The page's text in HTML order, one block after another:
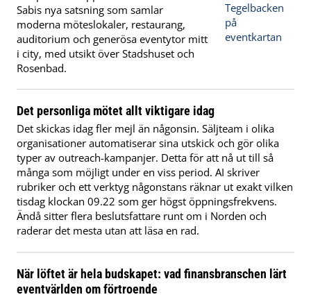
Sabis nya satsning som samlar
moderna möteslokaler, restaurang,
auditorium och generösa eventytor mitt
i city, med utsikt över Stadshuset och
Rosenbad.
Det personliga mötet allt viktigare idag
Det skickas idag fler mejl än någonsin. Säljteam i olika
organisationer automatiserar sina utskick och gör olika
typer av outreach-kampanjer. Detta för att nå ut till så
många som möjligt under en viss period. AI skriver
rubriker och ett verktyg någonstans räknar ut exakt vilken
tisdag klockan 09.22 som ger högst öppningsfrekvens.
Ändå sitter flera beslutsfattare runt om i Norden och
raderar det mesta utan att läsa en rad.
När löftet är hela budskapet: vad finansbranschen lärt
eventvärlden om förtroende